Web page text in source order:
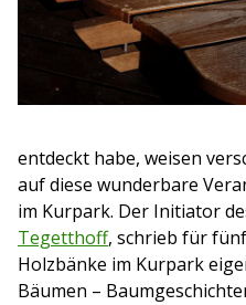
entdeckt habe, weisen
auf diese wunderbare
im Kurpark. Der Initiator
Tegetthoff, schrieb für
Holzbänke im Kurpark
Bäumen –